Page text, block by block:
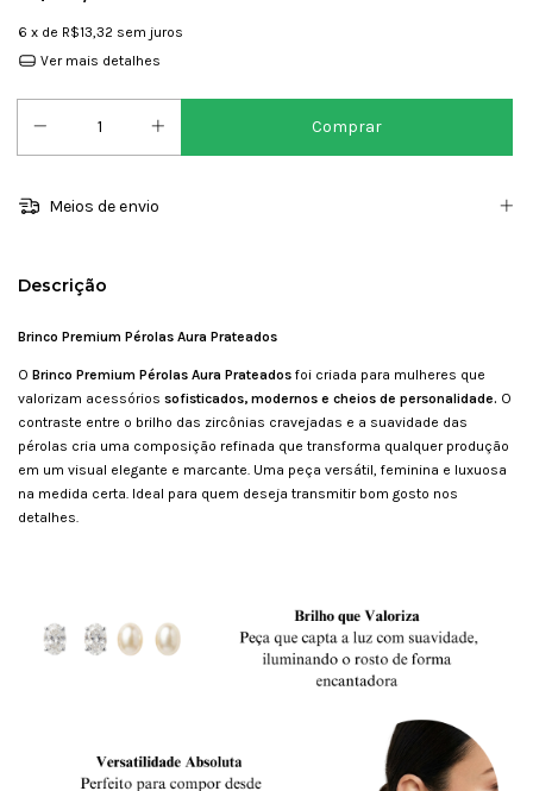
6 x de R$13,32 sem juros
Ver mais detalhes
Meios de envio
Descrição
Brinco Premium Pérolas Aura Prateados
O Brinco Premium Pérolas Aura Prateados foi criada para mulheres que
valorizam acessórios sofisticados, modernos e cheios de personalidade. O
contraste entre o brilho das zircônias cravejadas e a suavidade das
pérolas cria uma composição refinada que transforma qualquer produção
em um visual elegante e marcante. Uma peça versátil, feminina e luxuosa
na medida certa. Ideal para quem deseja transmitir bom gosto nos
detalhes.